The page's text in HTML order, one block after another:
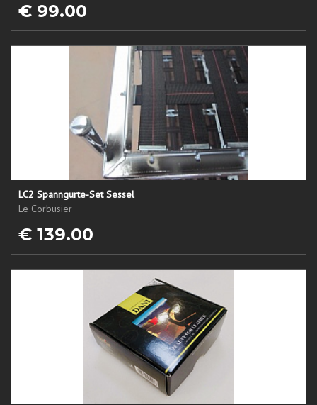
€ 99.00
LC2 Spanngurte-Set Sessel
Le Corbusier
€ 139.00